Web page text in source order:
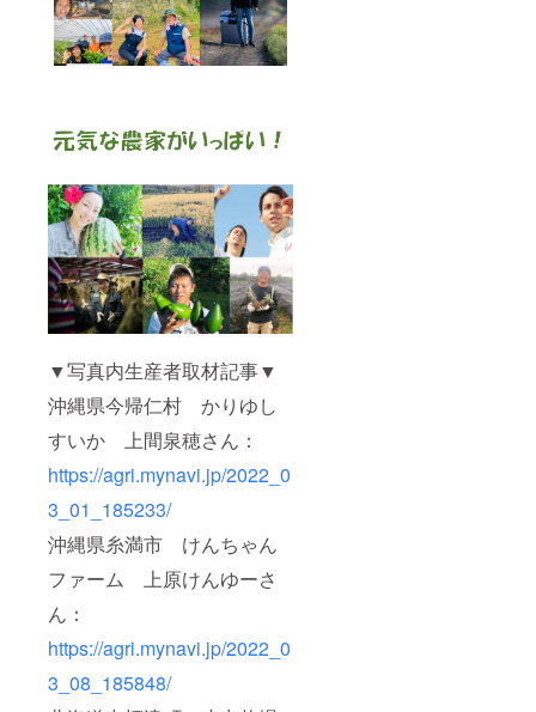
▼写真内生産者取材記事▼
沖縄県今帰仁村 かりゆし
すいか 上間泉穂さん：
https://agri.mynavi.jp/2022_0
3_01_185233/
沖縄県糸満市 けんちゃん
ファーム 上原けんゆーさ
ん：
https://agri.mynavi.jp/2022_0
3_08_185848/